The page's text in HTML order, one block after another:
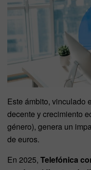
Este ámbito, vinculado
decente y crecimiento
género), genera un
de euros.
En 2025, Telefónica